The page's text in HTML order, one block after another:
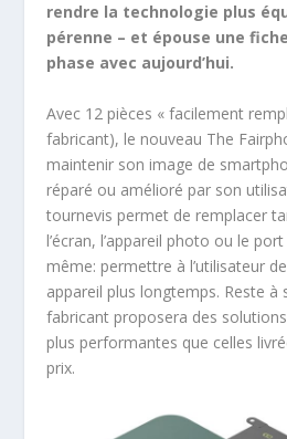
rendre la technologie plus
pérenne – et épouse une
phase avec aujourd’hui.
Avec 12 pièces « facilement
fabricant), le nouveau The
maintenir son image de
réparé ou amélioré par son
tournevis permet de remplacer
l’écran, l’appareil photo ou le
même: permettre à l’utilisateur
appareil plus longtemps. Reste à
fabricant proposera des
plus performantes que celles
prix.